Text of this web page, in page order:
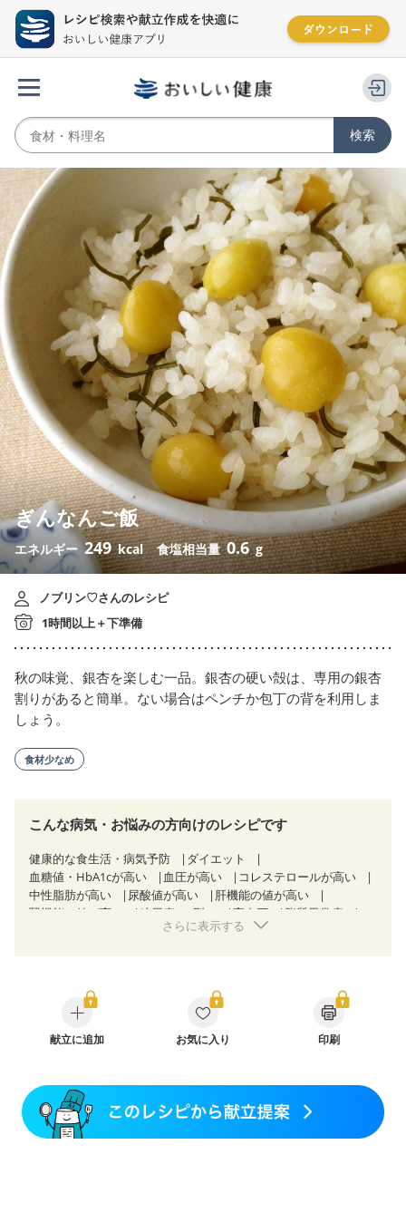
ぎんなんご飯
エネルギー 249 kcal 食塩相当量0.6 g
ノブリン♡さんのレシピ
1時間以上＋下準備
秋の味覚、銀杏を楽しむ一品。銀杏の硬い殻は、専用の銀杏
割りがあると簡単。ない場合はペンチか包丁の背を利用しま
しょう。
食材少なめ
こんな病気・お悩みの方向けのレシピです
健康的な食生活・病気予防
ダイエット
血糖値・HbA1cが高い
血圧が高い
コレステロールが高い
中性脂肪が高い
尿酸値が高い
肝機能の値が高い
腎機能の値が高い
糖尿病（2型） 高血圧
脂質異常症
狭心症 心筋梗塞
糖尿病性腎症（第３期）
CKD（ステージ１）
CKD（ステージ２）
CKD（ステージ３a）
CKD（ステージ３b）
透析
乳がん（抗がん剤治療中）
飲み込みにくい
妊婦健診・体重増加が気になる（初期）
妊婦健診・血圧が気になる（初期）
さらに表示する
献立に追加 お気に入り 印刷